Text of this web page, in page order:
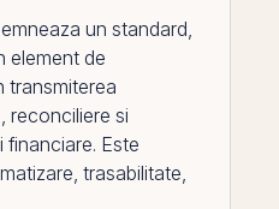
un standard,
element de
transmiterea
reconciliere si
financiare. Este
trasabilitate,